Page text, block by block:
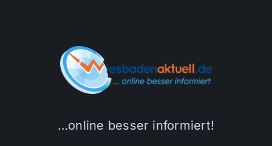
…online besser informiert!